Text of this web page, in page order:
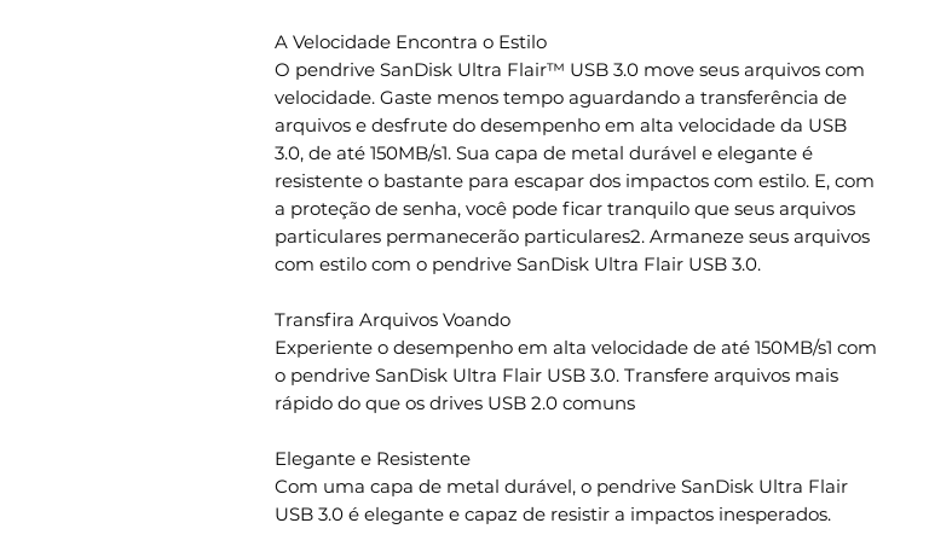
A Velocidade Encontra o Estilo
O pendrive SanDisk Ultra Flair™ USB 3.0 move seus arquivos com
velocidade. Gaste menos tempo aguardando a transferência de
arquivos e desfrute do desempenho em alta velocidade da USB
3.0, de até 150MB/s1. Sua capa de metal durável e elegante é
resistente o bastante para escapar dos impactos com estilo. E, com
a proteção de senha, você pode ficar tranquilo que seus arquivos
particulares permanecerão particulares2. Armaneze seus arquivos
com estilo com o pendrive SanDisk Ultra Flair USB 3.0.
Transfira Arquivos Voando
Experiente o desempenho em alta velocidade de até 150MB/s1 com
o pendrive SanDisk Ultra Flair USB 3.0. Transfere arquivos mais
rápido do que os drives USB 2.0 comuns
Elegante e Resistente
Com uma capa de metal durável, o pendrive SanDisk Ultra Flair
USB 3.0 é elegante e capaz de resistir a impactos inesperados.